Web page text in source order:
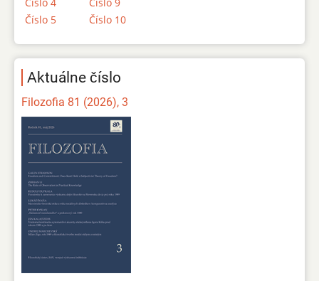
Číslo 5
Číslo 10
Aktuálne číslo
Filozofia 81 (2026), 3